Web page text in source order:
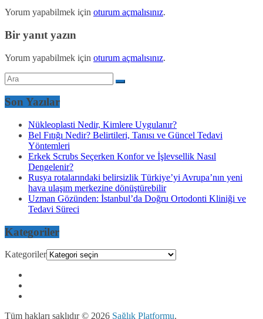
Yorum yapabilmek için oturum açmalısınız.
Bir yanıt yazın
Yorum yapabilmek için oturum açmalısınız.
Son Yazılar
Nükleoplasti Nedir, Kimlere Uygulanır?
Bel Fıtığı Nedir? Belirtileri, Tanısı ve Güncel Tedavi
Yöntemleri
Erkek Scrubs Seçerken Konfor ve İşlevsellik Nasıl
Dengelenir?
Rusya rotalarındaki belirsizlik Türkiye’yi Avrupa’nın yeni
hava ulaşım merkezine dönüştürebilir
Uzman Gözünden: İstanbul’da Doğru Ortodonti Kliniği ve
Tedavi Süreci
Kategoriler
Kategoriler
Tüm hakları saklıdır © 2026 Sağlık Platformu.